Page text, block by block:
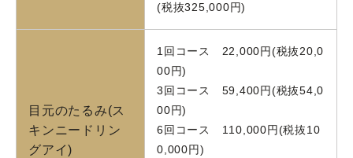
(税抜325,000円)
目元のたるみ(ス
キンニードリン
グアイ)
1回コース 22,000円(税抜20,0
00円)
3回コース 59,400円(税抜54,0
00円)
6回コース 110,000円(税抜10
0,000円)